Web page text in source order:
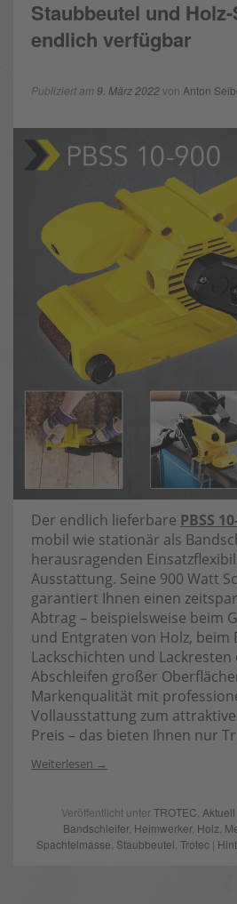
Staubbeutel und
endlich verfügbar
Publiziert am 9. März 2022von Anton
Der endlich lieferbare PBSS
mobil wie stationär als
herausragenden
Ausstattung. Seine 900 Watt
garantiert Ihnen einen
Abtrag – beispielsweise beim
und Entgraten von Holz, beim
Lackschichten und
Abschleifen großer
Markenqualität mit
Vollausstattung zum
Preis – das bieten Ihnen nur
Weiterlesen
Veröffentlicht unterTROTEC Aktuell
Bandschleifer, Heimwerker, Holz
Spachtelmasse Staubbeutel Trotec |